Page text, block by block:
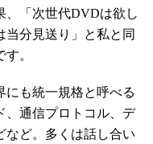
、「次世代DVDは欲し
当分見送り」と私と同
。
も統一規格と呼べる
、通信プロトコル、デ
など。多くは話し合い